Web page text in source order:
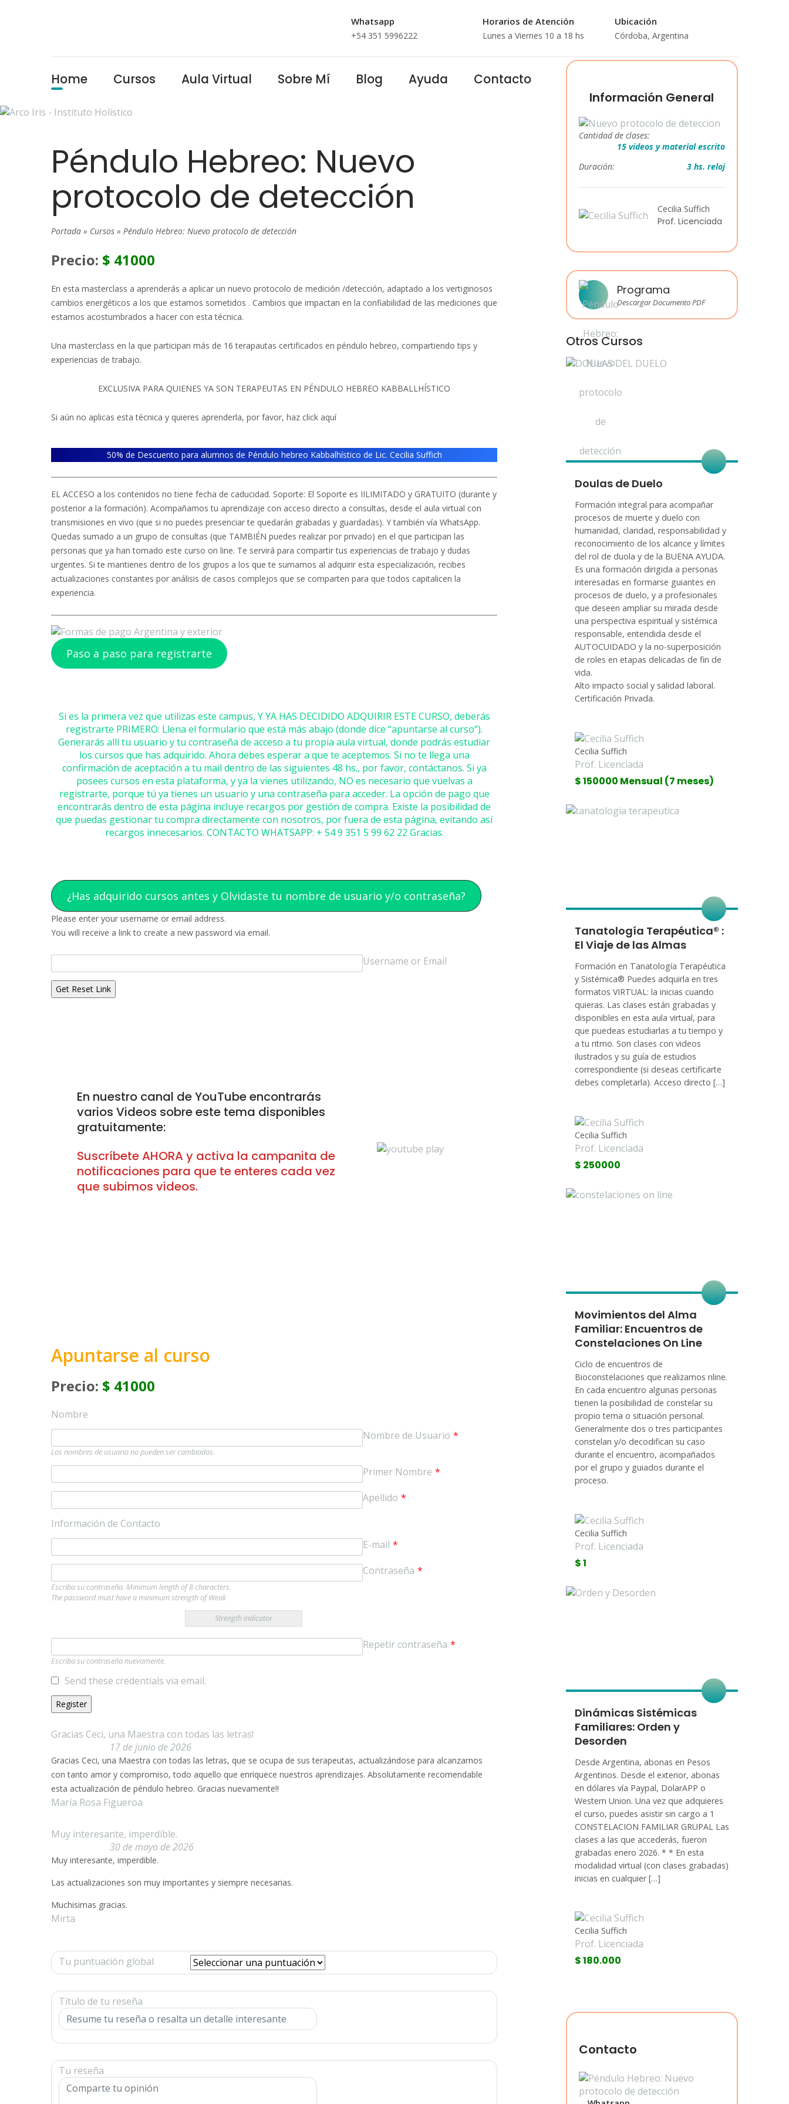
Whatsapp
+54 351 5996222
Horarios de Atención
Lunes a Viernes 10 a 18 hs
Ubicación
Córdoba, Argentina
Home Cursos Aula Virtual Sobre Mí Blog Ayuda Contacto
Péndulo Hebreo: Nuevo
protocolo de detección
Portada » Cursos » Péndulo Hebreo: Nuevo protocolo de detección
Precio: $ 41000
En esta masterclass a aprenderás a aplicar un nuevo protocolo de medición /detección, adaptado a los vertiginosos
cambios energéticos a los que estamos sometidos . Cambios que impactan en la confiabilidad de las mediciones que
estamos acostumbrados a hacer con esta técnica.
Una masterclass en la que participan más de 16 terapautas certificados en péndulo hebreo, compartiendo tips y
experiencias de trabajo.
EXCLUSIVA PARA QUIENES YA SON TERAPEUTAS EN PÉNDULO HEBREO KABBALLHÍSTICO
Si aún no aplicas esta técnica y quieres aprenderla, por favor, haz click aquí
50% de Descuento para alumnos de Péndulo hebreo Kabbalhístico de Lic. Cecilia Suffich
EL ACCESO a los contenidos no tiene fecha de caducidad. Soporte: El Soporte es IILIMITADO y GRATUITO (durante y
posterior a la formación). Acompañamos tu aprendizaje con acceso directo a consultas, desde el aula virtual con
transmisiones en vivo (que si no puedes presenciar te quedarán grabadas y guardadas). Y también vía WhatsApp.
Quedas sumado a un grupo de consultas (que TAMBIÉN puedes realizar por privado) en el que participan las
personas que ya han tomado este curso on line. Te servirá para compartir tus experiencias de trabajo y dudas
urgentes. Si te mantienes dentro de los grupos a los que te sumamos al adquirir esta especialización, recibes
actualizaciones constantes por análisis de casos complejos que se comparten para que todos capitalicen la
experiencia.
Paso a paso para registrarte
Si es la primera vez que utilizas este campus, Y YA HAS DECIDIDO ADQUIRIR ESTE CURSO, deberás
registrarte PRIMERO: Llena el formulario que está más abajo (donde dice “apuntarse al curso”).
Generarás allí tu usuario y tu contraseña de acceso a tu propia aula virtual, donde podrás estudiar
los cursos que has adquirido. Ahora debes esperar a que te aceptemos. Si no te llega una
confirmación de aceptación a tu mail dentro de las siguientes 48 hs., por favor, contáctanos. Si ya
posees cursos en esta plataforma, y ya la vienes utilizando, NO es necesario que vuelvas a
registrarte, porque tú ya tienes un usuario y una contraseña para acceder. La opción de pago que
encontrarás dentro de esta página incluye recargos por gestión de compra. Existe la posibilidad de
que puedas gestionar tu compra directamente con nosotros, por fuera de esta página, evitando así
recargos innecesarios. CONTACTO WHATSAPP: + 54 9 351 5 99 62 22 Gracias.
¿Has adquirido cursos antes y Olvidaste tu nombre de usuario y/o contraseña?
Please enter your username or email address.
You will receive a link to create a new password via email.
Username or Email
En nuestro canal de YouTube encontrarás
varios Videos sobre este tema disponibles
gratuitamente:
SuscríbeteAHORA y activa la campanita de
notificaciones para que te enteres cada vez
que subimos videos.
Apuntarse al curso
Precio: $ 41000
Nombre
Nombre de Usuario *
Los nombres de usuario no pueden ser cambiados.
Primer Nombre *
Apellido *
Información de Contacto
E-mail *
Contraseña *
Escriba su contraseña. Minimum length of 8 characters.
The password must have a minimum strength of Weak
Strength indicator
Repetir contraseña *
Escriba su contraseña nuevamente.
Send these credentials via email.
Gracias Ceci, una Maestra con todas las letras!
17 de junio de 2026
Gracias Ceci, una Maestra con todas las letras, que se ocupa de sus terapeutas, actualizándose para alcanzarnos
con tanto amor y compromiso, todo aquello que enriquece nuestros aprendizajes. Absolutamente recomendable
esta actualización de péndulo hebreo. Gracias nuevamente!!
María Rosa Figueroa
Muy interesante, imperdible.
30 de mayo de 2026
Muy interesante, imperdible.
Las actualizaciones son muy importantes y siempre necesarias.
Muchisimas gracias.
Mirta
Tu puntuación global
Título de tu reseña
Tu reseña
Información General
Cantidad de clases:
15 videos y material escrito
Duración:
3 hs. reloj
Cecilia Suffich
Prof. Licenciada
Programa
Descargar Documento PDF
Otros Cursos
Doulas de Duelo
Formación integral para acompañar
procesos de muerte y duelo con
humanidad, claridad, responsabilidad y
reconocimiento de los alcance y límites
del rol de duola y de la BUENA AYUDA.
Es una formación dirigida a personas
interesadas en formarse guiantes en
procesos de duelo, y a profesionales
que deseen ampliar su mirada desde
una perspectiva espiritual y sistémica
responsable, entendida desde el
AUTOCUIDADO y la no-superposición
de roles en etapas delicadas de fin de
vida.
Alto impacto social y salidad laboral.
Certificación Privada.
Cecilia Suffich
Prof. Licenciada
$ 150000 Mensual (7 meses)
Tanatología Terapéutica® :
El Viaje de las Almas
Formación en Tanatología Terapéutica
y Sistémica® Puedes adquirla en tres
formatos VIRTUAL: la inicias cuando
quieras. Las clases están grabadas y
disponibles en esta aula virtual, para
que puedeas estudiarlas a tu tiempo y
a tu ritmo. Son clases con videos
ilustrados y su guía de estudios
correspondiente (si deseas certificarte
debes completarla). Acceso directo […]
Cecilia Suffich
Prof. Licenciada
$ 250000
Movimientos del Alma
Familiar: Encuentros de
Constelaciones On Line
Ciclo de encuentros de
Bioconstelaciones que realizamos nline.
En cada encuentro algunas personas
tienen la posibilidad de constelar su
propio tema o situación personal.
Generalmente dos o tres participantes
constelan y/o decodifican su caso
durante el encuentro, acompañados
por el grupo y guiados durante el
proceso.
Cecilia Suffich
Prof. Licenciada
$ 1
Dinámicas Sistémicas
Familiares: Orden y
Desorden
Desde Argentina, abonas en Pesos
Argentinos. Desde el exterior, abonas
en dólares vía Paypal, DolarAPP o
Western Union. Una vez que adquieres
el curso, puedes asistir sin cargo a 1
CONSTELACION FAMILIAR GRUPAL Las
clases a las que accederás, fueron
grabadas enero 2026. * * En esta
modalidad virtual (con clases grabadas)
inicias en cualquier […]
Cecilia Suffich
Prof. Licenciada
$ 180.000
Contacto